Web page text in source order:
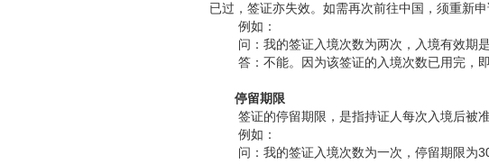
已过，签证亦失效。如需再次前往中国，须重新
例如：
问：我的签证入境次数为两次，入境有效期是
答：不能。因为该签证的入境次数已用完，
停留期限
签证的停留期限，是指持证人每次入境后被
例如：
问：我的签证入境次数为一次，停留期限为